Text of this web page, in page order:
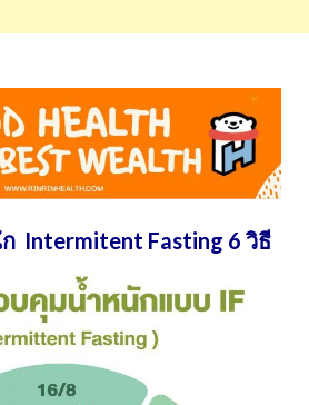
Intermitent Fasting 6 วิธี